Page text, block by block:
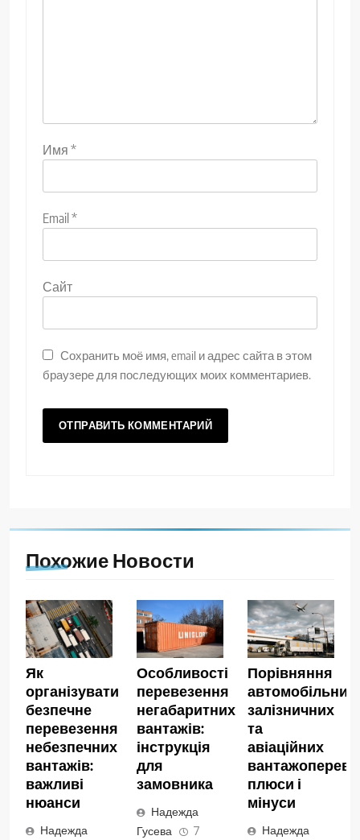
Имя *
Email*
Сайт
Сохранить моё имя, email и адрес сайта в этом
браузере для последующих моих комментариев.
Похожие Новости
Як
організувати
безпечне
перевезення
небезпечних
вантажів:
важливі
нюанси
Надежда
Особливості
перевезення
негабаритних
вантажів:
інструкція
для
замовника
Надежда
Гусева
7
Порівняння
автомобільних,
залізничних
та
авіаційних
плюси і
мінуси
Надежда